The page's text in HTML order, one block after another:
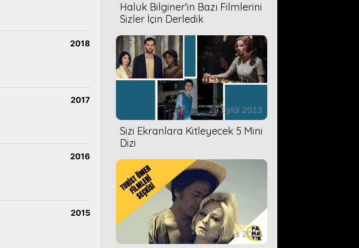
2018
2017
2016
2015
Haluk Bilginer'in Bazı Filmlerini
Sizler İçin Derledik
29 Eylül 2023
Sizi Ekranlara Kitleyecek 5 Mini
Dizi
16 Ağustos 2023